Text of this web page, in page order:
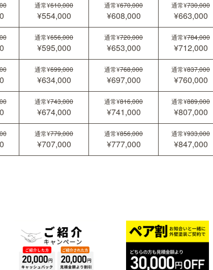
通常¥610,000
¥554,000
通常¥670,000
¥608,000
通常¥730,000
¥663,000
通常¥656,000
¥595,000
通常¥720,000
¥653,000
通常¥784,000
¥712,000
通常¥699,000
¥634,000
通常¥768,000
¥697,000
通常¥837,000
¥760,000
通常¥743,000
¥674,000
通常¥816,000
¥741,000
通常¥889,000
¥807,000
通常¥779,000
¥707,000
通常¥856,000
¥777,000
通常¥933,000
¥847,000